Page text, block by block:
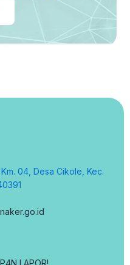
04, Desa Cikole, Kec.
LAPOR!